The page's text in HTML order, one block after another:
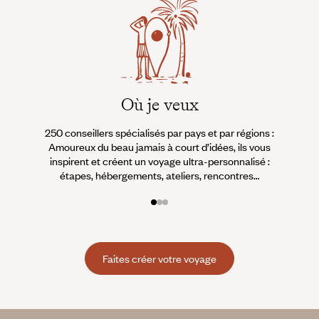
Où je veux
250 conseillers spécialisés par pays et par régions :
Amoureux du beau jamais à court d’idées, ils vous
inspirent et créent un voyage ultra-personnalisé :
étapes, hébergements, ateliers, rencontres…
Faites créer votre voyage